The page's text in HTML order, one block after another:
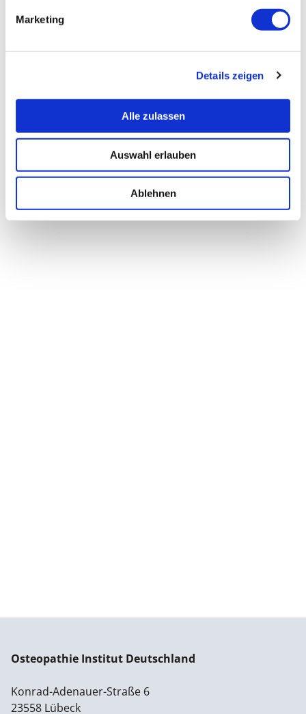
Marketing
Details zeigen
Alle zulassen
Auswahl erlauben
Ablehnen
Osteopathie Institut Deutschland
Konrad-Adenauer-Straße 6
23558 Lübeck